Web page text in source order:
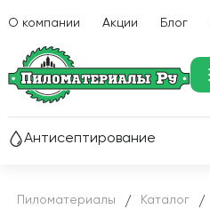
О компании Акции Блог
Антисептирование
Пиломатериалы / Каталог /